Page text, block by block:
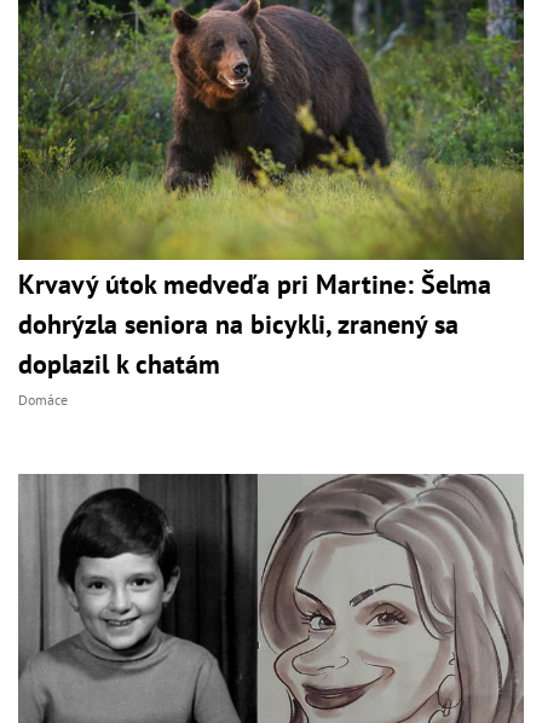
Krvavý útok medveďa pri Martine: Šelma
dohrýzla seniora na bicykli, zranený sa
doplazil k chatám
Domáce